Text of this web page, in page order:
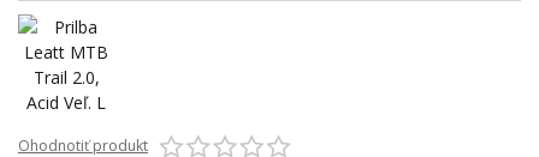
Ohodnotiť produkt